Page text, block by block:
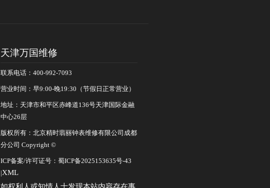
天津万国维修
联系电话：400-992-7093
营业时间：早9:00-晚19:30（节假日正常营业）
地址：天津市和平区赤峰道136号天津国际金融
中心26层
版权所有：北京精时翡丽钟表维修有限公司成都
分公司 Copyright ©
ICP备案/许可证号： 蜀ICP备2025153635号-43
|XML
如权利人或知情人士发现本站内容存在事